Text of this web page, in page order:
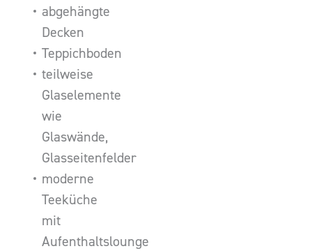
abgehängte
Decken
Teppichboden
teilweise
Glaselemente
wie
Glaswände,
Glasseitenfelder
moderne
Teeküche
mit
Aufenthaltslounge